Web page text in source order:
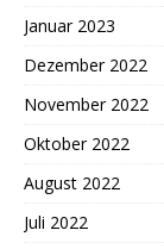
Januar 2023
Dezember 2022
November 2022
Oktober 2022
August 2022
Juli 2022